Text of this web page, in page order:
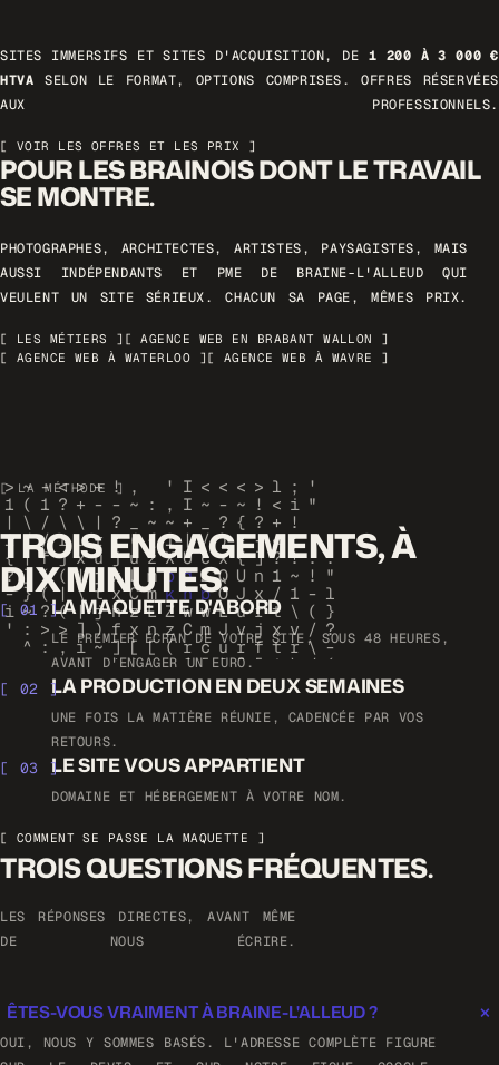
SITES IMMERSIFS ET SITES D'ACQUISITION, DE 1 200 À 3 000 €
HTVA SELON LE FORMAT, OPTIONS COMPRISES. OFFRES RÉSERVÉES
AUX PROFESSIONNELS.
[ VOIR LES OFFRES ET LES PRIX ]
POUR LES BRAINOIS DONT LE TRAVAIL
SE MONTRE.
PHOTOGRAPHES, ARCHITECTES, ARTISTES, PAYSAGISTES, MAIS
AUSSI INDÉPENDANTS ET PME DE BRAINE-L'ALLEUD QUI
VEULENT UN SITE SÉRIEUX. CHACUN SA PAGE, MÊMES PRIX.
[ LES MÉTIERS ] [ AGENCE WEB EN BRABANT WALLON ]
[ AGENCE WEB À WATERLOO ] [ AGENCE WEB À WAVRE ]
[ LA MÉTHODE ]
TROIS ENGAGEMENTS, À
DIX MINUTES.
[ 01 ]LA MAQUETTE D'ABORD
LE PREMIER ÉCRAN DE VOTRE SITE, SOUS 48 HEURES,
AVANT D'ENGAGER UN EURO.
[ 02 ]LA PRODUCTION EN DEUX SEMAINES
UNE FOIS LA MATIÈRE RÉUNIE, CADENCÉE PAR VOS
RETOURS.
[ 03 ]LE SITE VOUS APPARTIENT
DOMAINE ET HÉBERGEMENT À VOTRE NOM.
[ COMMENT SE PASSE LA MAQUETTE ]
TROIS QUESTIONS FRÉQUENTES.
LES RÉPONSES DIRECTES, AVANT MÊME
DE NOUS ÉCRIRE.
ÊTES-VOUS VRAIMENT À BRAINE-L'ALLEUD ?
OUI, NOUS Y SOMMES BASÉS. L'ADRESSE COMPLÈTE FIGURE